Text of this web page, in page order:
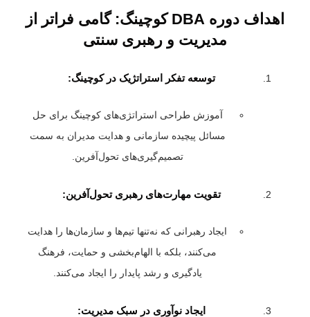
اهداف دوره DBA کوچینگ: گامی فراتر از
مدیریت و رهبری سنتی
توسعه تفکر استراتژیک در کوچینگ:
آموزش طراحی استراتژی‌های کوچینگ برای حل
مسائل پیچیده سازمانی و هدایت مدیران به سمت
تصمیم‌گیری‌های تحول‌آفرین.
تقویت مهارت‌های رهبری تحول‌آفرین:
ایجاد رهبرانی که نه‌تنها تیم‌ها و سازمان‌ها را هدایت
می‌کنند، بلکه با الهام‌بخشی و حمایت، فرهنگ
یادگیری و رشد پایدار را ایجاد می‌کنند.
ایجاد نوآوری در سبک مدیریت: